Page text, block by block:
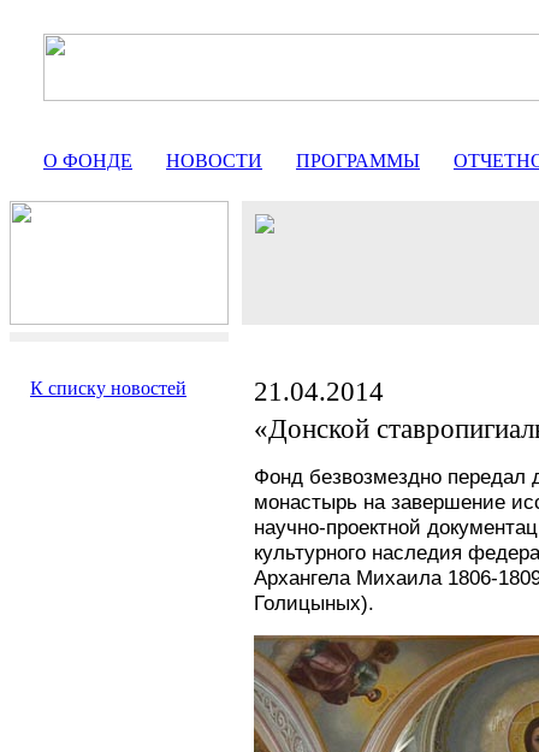
О ФОНДЕ НОВОСТИ ПРОГРАММЫ
К списку новостей
21.04.2014
«Донской
Фонд безвозмездно передал
монастырь на завершение
научно-проектной
культурного наследия
Архангела Михаила 1806-
Голицыных).